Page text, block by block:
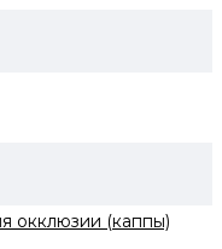
окклюзии (каппы)